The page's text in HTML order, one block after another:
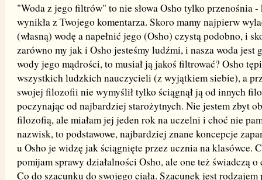
"Woda z jego filtrów" to nie słowa Osho tylko przenośnia -
wynikła z Twojego komentarza. Skoro mamy najpierw
(własną) wodę a napełnić jego (Osho) czystą podobno, i
zarówno my jak i Osho jesteśmy ludźmi, i nasza woda jest
wody jego mądrości, to musiał ją jakoś filtrować? Osho tępi
wszystkich ludzkich nauczycieli (z wyjątkiem siebie), a
swojej filozofii nie wymyślił tylko ściągnął ją od innych
poczynając od najbardziej starożytnych. Nie jestem zbyt
filozofią, ale miałam jej jeden rok na uczelni i choć nie
nazwisk, to podstawowe, najbardziej znane koncepcje
u Osho je widzę jak ściągnięte przez ucznia na klasówce.
pomijam sprawy działalności Osho, ale one też świadczą o
Co do szacunku do swojego ciała. Szacunek jest rodzajem